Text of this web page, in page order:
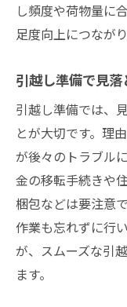
引越し準
子どもの
何度も引越
態
引越し頻
説
複数回引
引越し費
う
し頻度や荷物量に
足度向上につながり
引越し準備で見
引越し準備では、
とが大切です。理
が後々のトラブル
金の移転手続きや
梱包などは要注意
作業も忘れずに行
が、スムーズな引
ます。